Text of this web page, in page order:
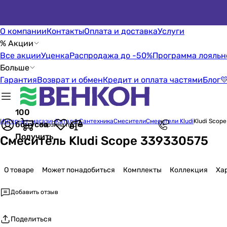
О компанииКонтактыОплата и доставкаУслуги
% Акции
Все акцииУценкаРаспродажа до -50%Программа
Больше
ГарантияВозврат и обменКредит и оплата частямиБлог
100
бонусов
Получить
Корзина пуста
Интернет-магазинКаталогСантехникаСмесителиСмесители KludiKludi
Смеситель Kludi Scope 339330575
О товаре Может понадобиться Комплекты Коллекция
Добавить отзыв
Поделиться